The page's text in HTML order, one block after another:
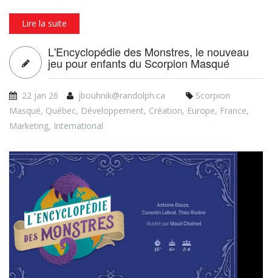
Lire la suite
L'Encyclopédie des Monstres, le nouveau
jeu pour enfants du Scorpion Masqué
22 jan 26 jbouhnik@randolph.ca
Scorpion
Masqué, Québec, Développement, Création, Europe, France,
Marketing, International
L'Encyclopédie des
Monstres I Vidéo d'annonce